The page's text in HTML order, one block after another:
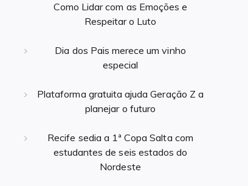
Como Lidar com as Emoções e
Respeitar o Luto
Dia dos Pais merece um vinho
especial
Plataforma gratuita ajuda Geração Z a
planejar o futuro
Recife sedia a 1ª Copa Salta com
estudantes de seis estados do
Nordeste